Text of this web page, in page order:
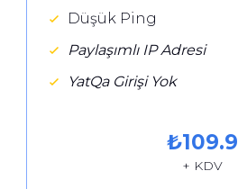
Düşük Ping
Paylaşımlı IP Adresi
YatQa Girişi Yok
₺109.9
+ KDV